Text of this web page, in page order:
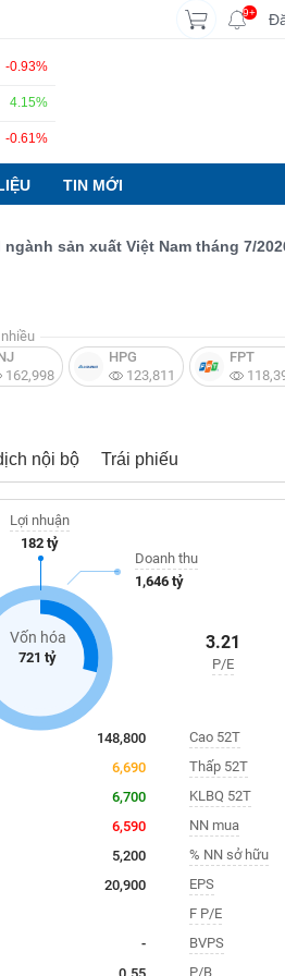
9+
-0.93%
4.15%
-0.61%
TIN MỚI
sản xuất Việt Nam tháng 7/2026:
162,998
HPG
123,811
FPT
nội bộ Trái phiếu
Vốn hóa
721 tỷ
Lợi nhuận
182 tỷ
Doanh thu
1,646 tỷ
3.21
P/E
148,800
6,690
6,700
6,590
5,200
20,900
-
0.55
Cao 52T
Thấp 52T
KLBQ 52T
NN mua
% NN sở hữu
EPS
F P/E
BVPS
P/B